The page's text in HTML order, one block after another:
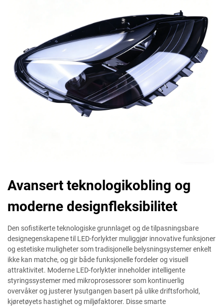
Avansert teknologikobling og
moderne designfleksibilitet
Den sofistikerte teknologiske grunnlaget og de tilpasningsbare
designegenskapene til LED-forlykter muliggjør innovative funksjoner
og estetiske muligheter som tradisjonelle belysningsystemer enkelt
ikke kan matche, og gir både funksjonelle fordeler og visuell
attraktivitet. Moderne LED-forlykter inneholder intelligente
styringssystemer med mikroprosessorer som kontinuerlig
overvåker og justerer lysutgangen basert på ulike driftsforhold,
kjøretøyets hastighet og miljøfaktorer. Disse smarte